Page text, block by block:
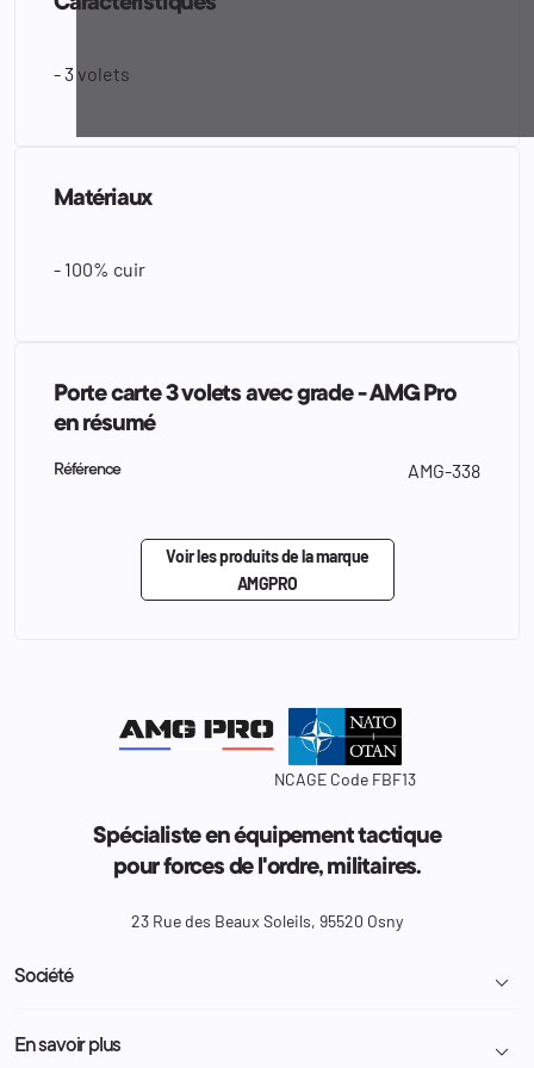
- 3 volets
Matériaux
- 100% cuir
Porte carte 3 volets avec grade - AMG Pro
en résumé
Référence AMG-338
Voir les produits de la marque
AMGPRO
NCAGE Code FBF13
Spécialiste en équipement tactique
pour forces de l'ordre, militaires.
23 Rue des Beaux Soleils, 95520 Osny
Société 
Livraison et retour colis
En savoir plus 